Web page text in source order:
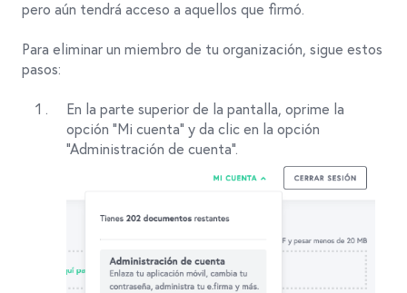
pero aún tendrá acceso a aquellos que firmó.
Para eliminar un miembro de tu organización, sigue estos
pasos:
En la parte superior de la pantalla, oprime la
opción “Mi cuenta” y da clic en la opción
“Administración de cuenta”.